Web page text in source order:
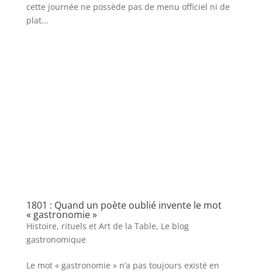
cette journée ne possède pas de menu officiel ni de
plat...
1801 : Quand un poète oublié invente le mot
« gastronomie »
Histoire, rituels et Art de la Table, Le blog
gastronomique
Le mot « gastronomie » n’a pas toujours existé en